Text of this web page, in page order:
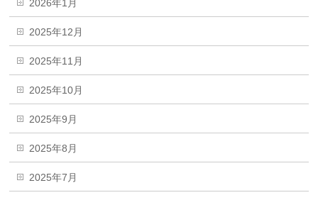
2026年1月
2025年12月
2025年11月
2025年10月
2025年9月
2025年8月
2025年7月